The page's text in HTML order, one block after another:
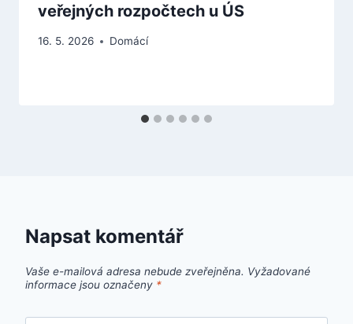
veřejných rozpočtech u ÚS
16. 5. 2026 Domácí
Napsat komentář
Vaše e-mailová adresa nebude zveřejněna. Vyžadované
informace jsou označeny *